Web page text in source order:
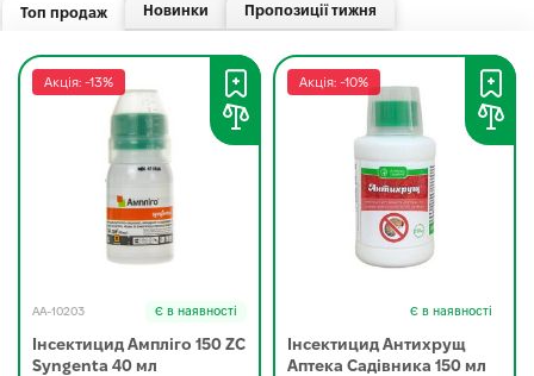
Топ продаж Новинки Пропозиції тижня
Акція: -13%
AA-10203 Є в наявності
Інсектицид Ампліго 150 ZC
Syngenta 40 мл
Акція: -10%
Є в наявності
Інсектицид Антихрущ
Аптека Садівника 150 мл